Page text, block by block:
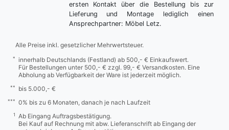
ersten Kontakt über die Bestellung bis zur
Lieferung und Montage lediglich einen
Ansprechpartner: Möbel Letz.
Alle Preise inkl. gesetzlicher Mehrwertsteuer.
*
innerhalb Deutschlands (Festland) ab 500,- € Einkaufswert.
Für Bestellungen unter 500,- € zzgl. 99,- € Versandkosten. Eine
Abholung ab Verfügbarkeit der Ware ist jederzeit möglich.
** bis 5.000,- €
*** 0% bis zu 6 Monaten, danach je nach Laufzeit
1
Ab Eingang Auftragsbestätigung.
Bei Kauf auf Rechnung mit abw. Lieferanschrift ab Eingang der